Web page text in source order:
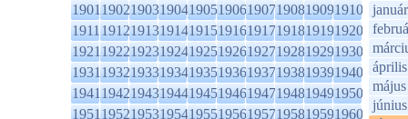
1901190219031904190519061907190819091910
1911191219131914191519161917191819191920
1921192219231924192519261927192819291930
1931193219331934193519361937193819391940
1941194219431944194519461947194819491950
1951195219531954195519561957195819591960
január
április
május
június